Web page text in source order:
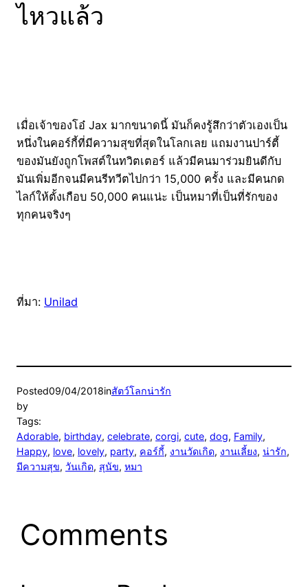
ไหวแล้ว
เมื่อเจ้าของโอ๋ Jax มากขนาดนี้ มันก็คงรู้สึกว่าตัวเองเป็น
หนึ่งในคอร์กี้ที่มีความสุขที่สุดในโลกเลย แถมงานปาร์ตี้
ของมันยังถูกโพสต์ในทวิตเตอร์ แล้วมีคนมาร่วมยินดีกับ
มันเพิ่มอีกจนมีคนรีทวีตไปกว่า 15,000 ครั้ง และมีคนกด
ไลก์ให้ตั้งเกือบ 50,000 คนแน่ะ เป็นหมาที่เป็นที่รักของ
ทุกคนจริงๆ
ที่มา: Unilad
Posted09/04/2018inสัตว์โลกน่ารัก
by
Tags:
Adorable, birthday, celebrate, corgi, cute, dog, Family
Happy, love, lovely, party, คอร์กี้, งานวัดเกิด, งานเลี้ยง, น่ารัก
มีความสุข, วันเกิด, สุนัข, หมา
Comments